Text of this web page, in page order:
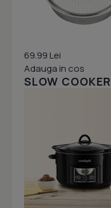
69.99 Lei
Adauga in cos
SLOW